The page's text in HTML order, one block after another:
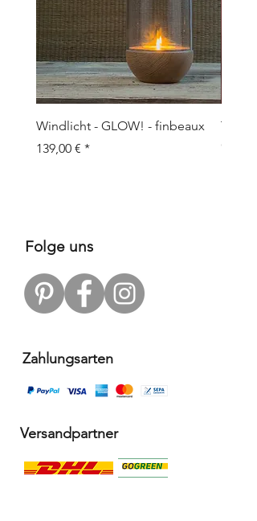
Windlicht - GLOW! - finbeaux
Preis
139,00 €
Topf/
Folge uns
Zahlungsarten
Versandpartner